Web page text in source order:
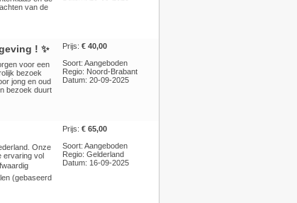
van de
! ✨
voor een
bezoek
jong en oud
bezoek duurt
Prijs: € 40,00
Soort: Aangeboden
Regio: Noord-Brabant
Datum: 20-09-2025
Onze
ervaring vol
(gebaseerd
Prijs: € 65,00
Soort: Aangeboden
Regio: Gelderland
Datum: 16-09-2025